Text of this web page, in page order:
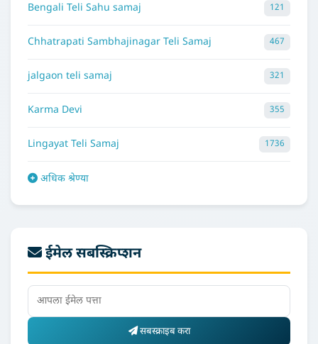
Bengali Teli Sahu samaj 121
Chhatrapati Sambhajinagar Teli Samaj 467
jalgaon teli samaj 321
Karma Devi 355
Lingayat Teli Samaj 1736
अधिक श्रेण्या
ईमेल सबस्क्रिप्शन
सबस्क्राइब करा